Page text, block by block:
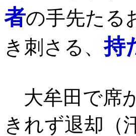
者の手先たる
き刺さる、持
大牟田で席
きれず退却（